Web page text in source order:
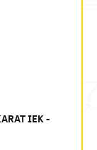
IEK -